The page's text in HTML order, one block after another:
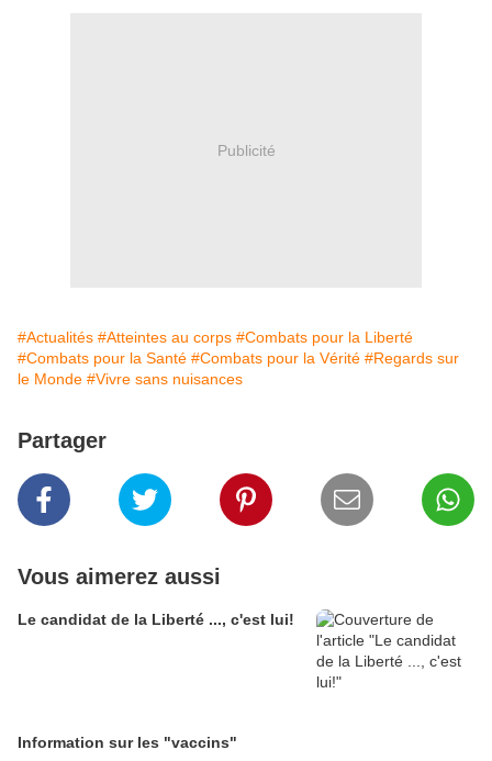
Publicité
#Actualités #Atteintes au corps #Combats pour la Liberté
#Combats pour la Santé #Combats pour la Vérité #Regards sur
le Monde #Vivre sans nuisances
Partager
Vous aimerez aussi
Le candidat de la Liberté ..., c'est lui!
Information sur les "vaccins"